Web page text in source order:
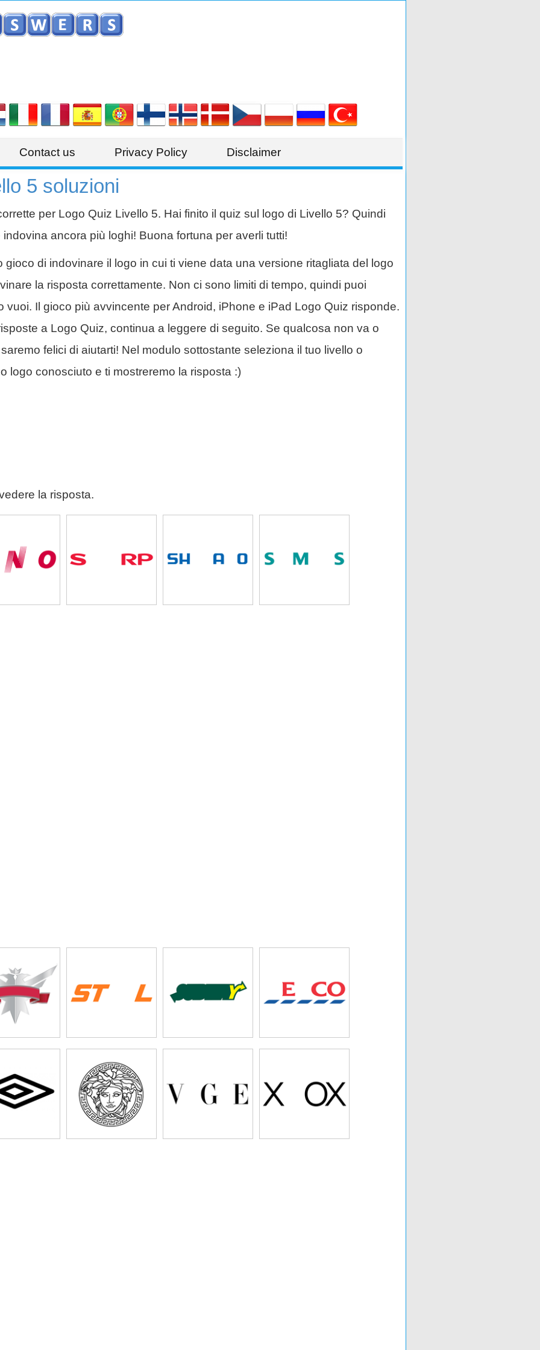
Contact us Privacy Policy Disclaimer
5 soluzioni
per Logo Quiz Livello 5. Hai finito il quiz sul logo di Livello 5? Quindi
ancora più loghi! Buona fortuna per averli tutti!
gioco di indovinare il logo in cui ti viene data una versione ritagliata del logo
la risposta correttamente. Non ci sono limiti di tempo, quindi puoi
vuoi. Il gioco più avvincente per Android, iPhone e iPad Logo Quiz risponde.
a Logo Quiz, continua a leggere di seguito. Se qualcosa non va o
felici di aiutarti! Nel modulo sottostante seleziona il tuo livello o
logo conosciuto e ti mostreremo la risposta :)
la risposta.